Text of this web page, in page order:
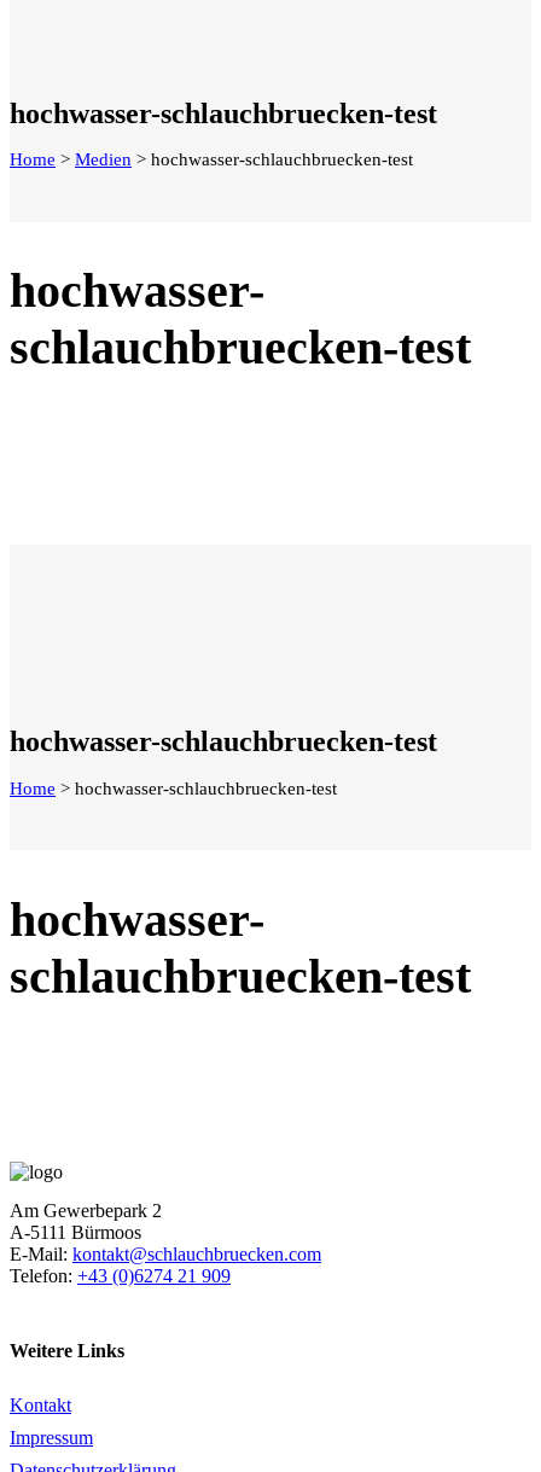
hochwasser-schlauchbruecken-test
Home > Medien > hochwasser-schlauchbruecken-test
hochwasser-
schlauchbruecken-test
hochwasser-schlauchbruecken-test
Home > hochwasser-schlauchbruecken-test
hochwasser-
schlauchbruecken-test
Am Gewerbepark 2
A-5111 Bürmoos
E-Mail: kontakt@schlauchbruecken.com
Telefon: +43 (0)6274 21 909
Weitere Links
Kontakt
Impressum